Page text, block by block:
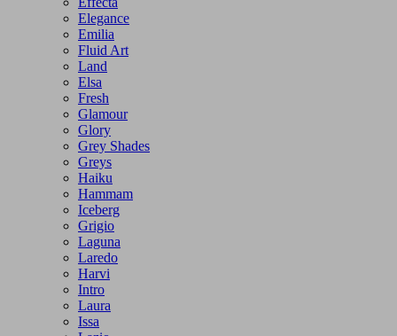
Elegance
Emilia
Fluid Art
Land
Elsa
Fresh
Glamour
Glory
Grey Shades
Greys
Haiku
Hammam
Iceberg
Grigio
Laguna
Laredo
Harvi
Intro
Laura
Issa